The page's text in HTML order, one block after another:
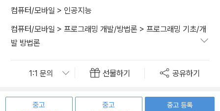
컴퓨터/모바일 > 인공지능
컴퓨터/모바일 > 프로그래밍 개발/방법론 > 프로그래밍 기초/개
발 방법론
선물하기 공유하기
중고
중고
중고 등록